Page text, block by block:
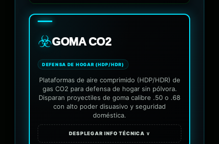
☣️GOMA CO2
DEFENSA DE HOGAR (HDP/HDR)
Plataformas de aire comprimido (HDP/HDR) de
gas CO2 para defensa de hogar sin pólvora.
Disparan proyectiles de goma calibre .50 o .68
con alto poder disuasivo y seguridad
doméstica.
DESPLEGAR INFO TÉCNICA ∨